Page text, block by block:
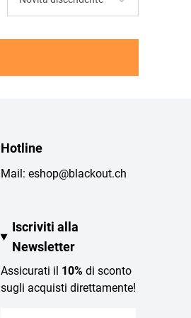
Hotline
Mail: eshop@blackout.ch
Iscriviti alla
Newsletter
Assicurati il 10%di sconto
sugli acquisti direttamente!